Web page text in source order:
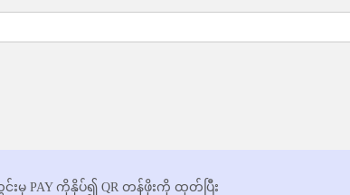
းမှ PAY ကိုနှိပ်၍ QR တန်ဖိုးကို ထုတ်ပြီး